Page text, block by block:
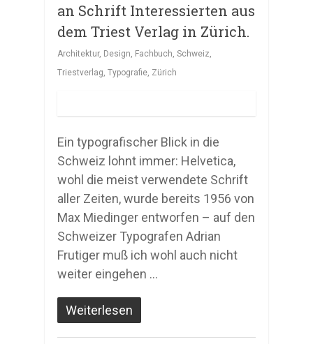
an Schrift Interessierten aus
dem Triest Verlag in Zürich.
Architektur, Design, Fachbuch, Schweiz,
Triestverlag, Typografie, Zürich
Ein typografischer Blick in die
Schweiz lohnt immer: Helvetica,
wohl die meist verwendete Schrift
aller Zeiten, wurde bereits 1956 von
Max Miedinger entworfen – auf den
Schweizer Typografen Adrian
Frutiger muß ich wohl auch nicht
weiter eingehen …
Weiterlesen